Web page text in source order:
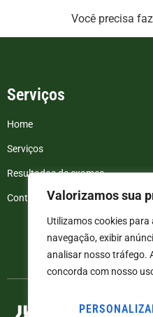
Valorizamos sua
Utilizamos cookies
navegação, exibir
analisar nosso tráfego.
concorda com nosso
Você precisa
Serviços
Home
Serviços
Resultados de exames
Contato